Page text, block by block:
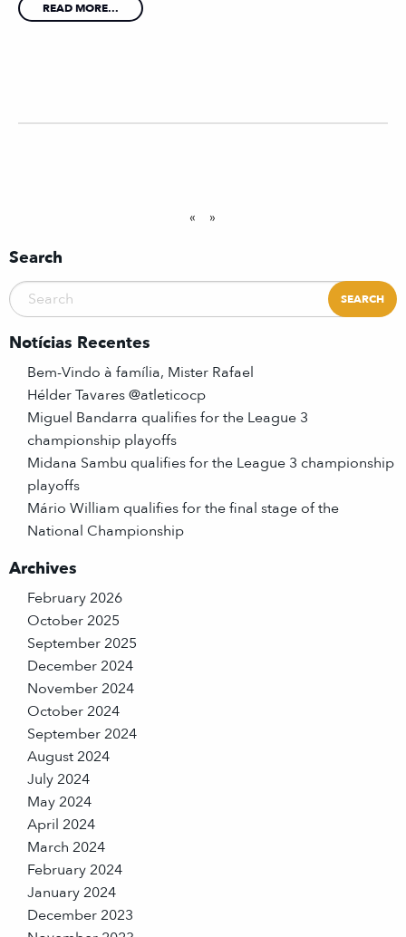
READ MORE...
« »
Search
Notícias Recentes
Bem-Vindo à família, Mister Rafael
Hélder Tavares @atleticocp
Miguel Bandarra qualifies for the League 3
championship playoffs
Midana Sambu qualifies for the League 3 championship
playoffs
Mário William qualifies for the final stage of the
National Championship
Archives
February 2026
October 2025
September 2025
December 2024
November 2024
October 2024
September 2024
August 2024
July 2024
May 2024
April 2024
March 2024
February 2024
January 2024
December 2023